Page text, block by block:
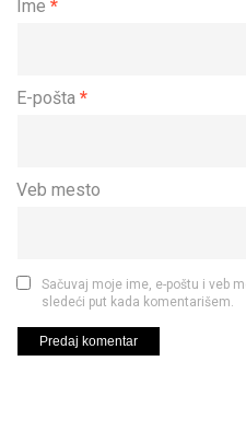
Ime *
E-pošta *
Veb mesto
Sačuvaj moje ime, e-poštu i veb
sledeći put kada komentarišem.